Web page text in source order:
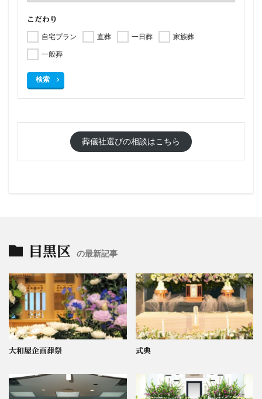
こだわり
自宅プラン 直葬 一日葬
家族葬
一般葬
検索
葬儀社選びの相談はこちら
目黒区 の最新記事
大和屋企画葬祭 式典